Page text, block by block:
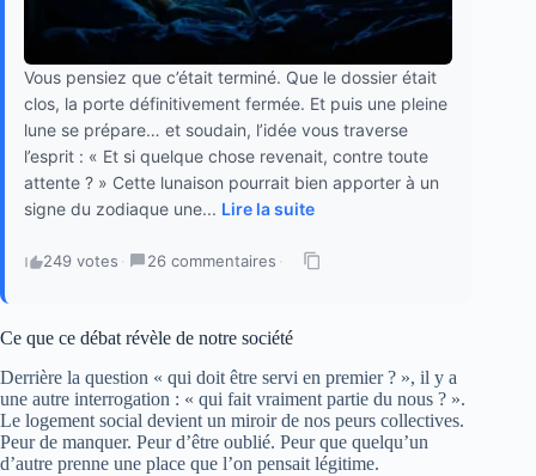
Vous pensiez que c’était terminé. Que le dossier était
clos, la porte définitivement fermée. Et puis une pleine
lune se prépare… et soudain, l’idée vous traverse
l’esprit : « Et si quelque chose revenait, contre toute
attente ? » Cette lunaison pourrait bien apporter à un
signe du zodiaque une... Lire la suite
249 votes · 26 commentaires ·
Ce que ce débat révèle de notre société
Derrière la question « qui doit être servi en premier ? », il y a
une autre interrogation : « qui fait vraiment partie du nous ? ».
Le logement social devient un miroir de nos peurs collectives.
Peur de manquer. Peur d’être oublié. Peur que quelqu’un
d’autre prenne une place que l’on pensait légitime.